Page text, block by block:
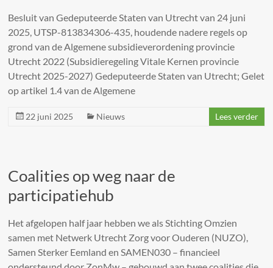
Besluit van Gedeputeerde Staten van Utrecht van 24 juni
2025, UTSP-813834306-435, houdende nadere regels op
grond van de Algemene subsidieverordening provincie
Utrecht 2022 (Subsidieregeling Vitale Kernen provincie
Utrecht 2025-2027) Gedeputeerde Staten van Utrecht; Gelet
op artikel 1.4 van de Algemene
22 juni 2025 Nieuws Lees verder
Coalities op weg naar de
participatiehub
Het afgelopen half jaar hebben we als Stichting Omzien
samen met Netwerk Utrecht Zorg voor Ouderen (NUZO),
Samen Sterker Eemland en SAMEN030 – financieel